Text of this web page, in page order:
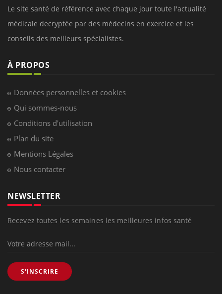
Le site santé de référence avec chaque jour toute l'actualité
médicale decryptée par des médecins en exercice et les
conseils des meilleurs spécialistes.
À PROPOS
Données personnelles et cookies
Qui sommes-nous
Conditions d'utilisation
Plan du site
Mentions Légales
Nous contacter
NEWSLETTER
Recevez toutes les semaines les meilleures infos santé
S'INSCRIRE